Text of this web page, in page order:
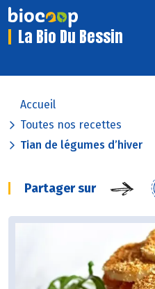
La Bio Du Bessin
Accueil
Toutes nos recettes
Tian de légumes d’hiver
Partager sur